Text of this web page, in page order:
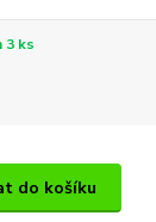
3 ks
do košíku